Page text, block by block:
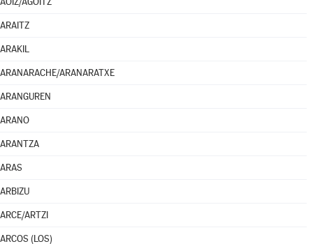
ARAITZ
ARAKIL
ARANARACHE/ARANARATXE
ARANGUREN
ARANO
ARANTZA
ARAS
ARBIZU
ARCE/ARTZI
ARCOS (LOS)